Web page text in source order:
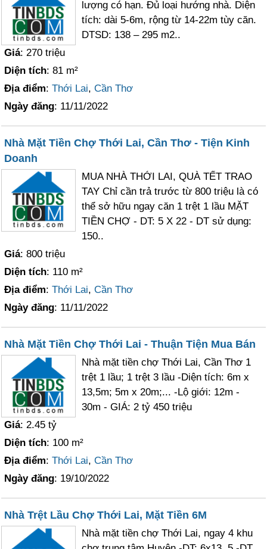
lượng có hạn. Đủ loại hướng nhà. Diện
tích: dài 5-6m, rộng từ 14-22m tùy căn.
DTSD: 138 – 295 m2..
Giá: 270 triệu
Diện tích: 81 m²
Địa điểm:Thới Lai,Cần Thơ
Ngày đăng: 11/11/2022
Nhà Mặt Tiền Chợ Thới Lai, Cần Thơ - Tiện Kinh
Doanh
MUA NHÀ THỚI LAI, QUÀ TẾT TRAO
TAY Chỉ cần trả trước từ 800 triệu là có
thể sở hữu ngay căn 1 trệt 1 lầu MẶT
TIỀN CHỢ - DT: 5 X 22 - DT sử dụng:
150..
Giá: 800 triệu
Diện tích: 110 m²
Địa điểm:Thới Lai,Cần Thơ
Ngày đăng: 11/11/2022
Nhà Mặt Tiền Chợ Thới Lai - Thuận Tiện Mua Bán
Nhà mặt tiền chợ Thới Lai, Cần Thơ 1
trệt 1 lầu; 1 trệt 3 lầu -Diện tích: 6m x
13,5m; 5m x 20m;... -Lộ giới: 12m -
30m - GIÁ: 2 tỷ 450 triệu
Giá: 2.45 tỷ
Diện tích: 100 m²
Địa điểm:Thới Lai,Cần Thơ
Ngày đăng: 19/10/2022
Nhà Trệt Lầu Chợ Thới Lai, Mặt Tiền 6M
Nhà mặt tiền chợ Thới Lai, ngay 4 khu